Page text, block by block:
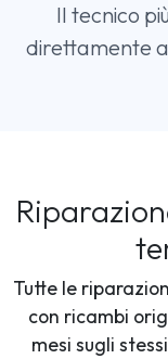
Il tecnico
direttamente
Tutte le
con ricambi
mesi sugli